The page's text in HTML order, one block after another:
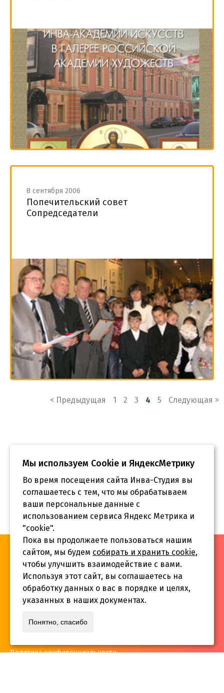
8 сентября 2006
Попечительский совет
Сопредседатели
Пагинация
< Предыдущая 1 2 3 4 5 Следующая >
«Инва-Студия. Академия. Центр социальной реабилитации»,
© 2026 г.
г. Краснодар, ул.Садовая 12/14
Политика конфиденциальности
Мы используем Сookie и ЯндексМетрику
Во время посещения сайта Инва-Студия вы
соглашаетесь с тем, что мы обрабатываем
ваши персональные данные с
использованием сервиса Яндекс Метрика и
"cookie".
Пока вы продолжаете пользоваться нашим
сайтом, мы будем собирать и хранить cookie,
чтобы улучшить взаимодействие с вами.
Используя этот сайт, вы соглашаетесь на
обработку данных о вас в порядке и целях,
указанных в наших документах.
Понятно, спасибо